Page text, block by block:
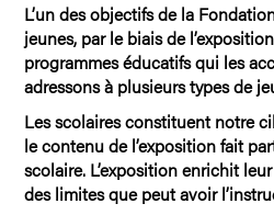
L’un des objectifs de la
jeunes, par le biais de
programmes éducatifs qui les
adressons à plusieurs types de
Les scolaires constituent notre
le contenu de l’exposition fait
scolaire. L’exposition enrichit
des limites que peut avoir